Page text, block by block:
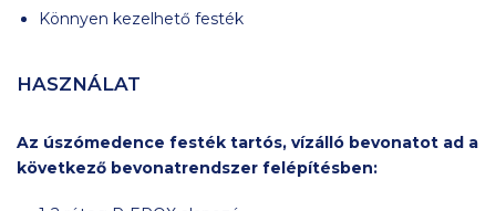
Könnyen kezelhető festék
HASZNÁLAT
Az úszómedence festék tartós, vízálló bevonatot ad a
következő bevonatrendszer felépítésben: